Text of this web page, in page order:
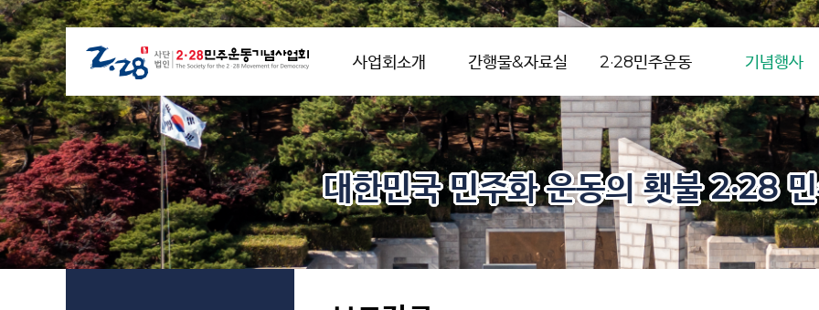
사업회소개 간행물&자료실 2·28민주운동 기념행사
대한민국 민주화 운동의 횃불 2·28